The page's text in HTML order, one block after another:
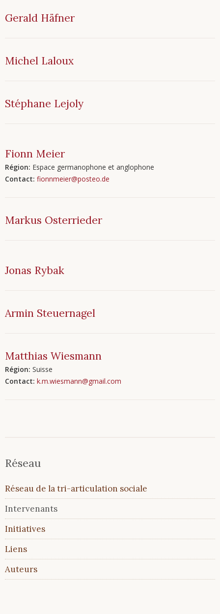
Gerald Häfner
Michel Laloux
Stéphane Lejoly
Fionn Meier
Région: Espace germanophone et anglophone
Contact: fionnmeier@posteo.de
Markus Osterrieder
Jonas Rybak
Armin Steuernagel
Matthias Wiesmann
Région: Suisse
Contact: k.m.wiesmann@gmail.com
Réseau
Aller
au
Réseau de la tri-articulation sociale
Intervenants
Initiatives
Liens
Auteurs